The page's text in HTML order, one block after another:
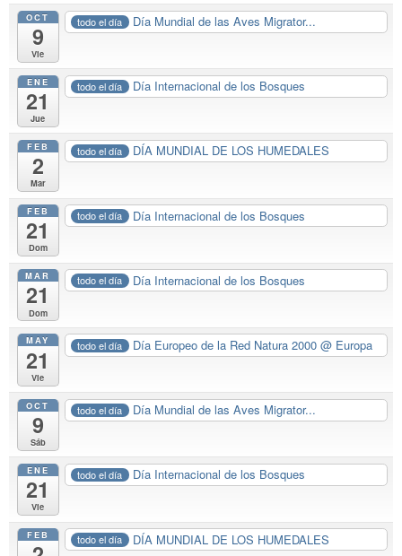
OCT
9
Vie
todo el día Día Mundial de las Aves Migrator...
ENE
21
Jue
todo el día Día Internacional de los Bosques
FEB
2
Mar
todo el día DÍA MUNDIAL DE LOS HUMEDALES
FEB
21
Dom
todo el día Día Internacional de los Bosques
MAR
21
Dom
todo el día Día Internacional de los Bosques
MAY
21
Vie
todo el día Día Europeo de la Red Natura 2000@ Europa
OCT
9
Sáb
todo el día Día Mundial de las Aves Migrator...
ENE
21
Vie
todo el día Día Internacional de los Bosques
FEB todo el día DÍA MUNDIAL DE LOS HUMEDALES